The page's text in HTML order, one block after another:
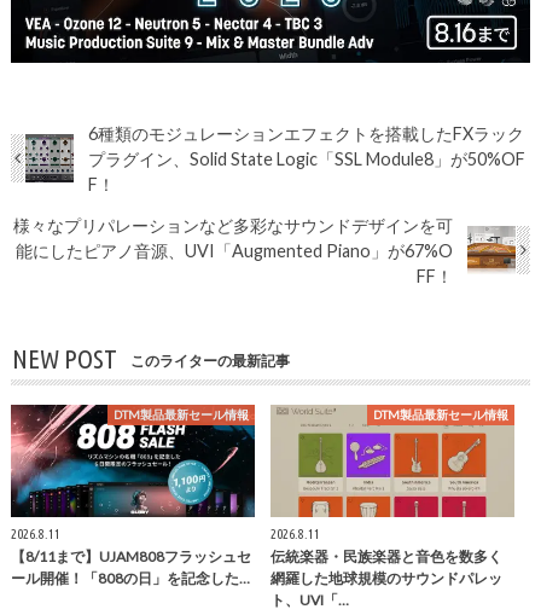
6種類のモジュレーションエフェクトを搭載したFXラック
プラグイン、Solid State Logic「SSL Module8」が50%OF
F！
様々なプリパレーションなど多彩なサウンドデザインを可
能にしたピアノ音源、UVI「Augmented Piano」が67%O
FF！
NEW POST このライターの最新記事
DTM製品最新セール情報
2026.8.11
【8/11まで】UJAM808フラッシュセ
ール開催！「808の日」を記念した…
DTM製品最新セール情報
2026.8.11
伝統楽器・民族楽器と音色を数多く
網羅した地球規模のサウンドパレッ
ト、UVI「…